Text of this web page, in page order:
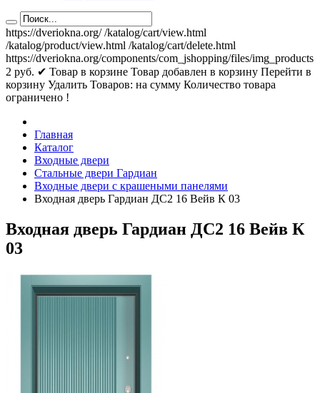
https://dveriokna.org/ /katalog/cart/view.html
/katalog/product/view.html /katalog/cart/delete.html
https://dveriokna.org/components/com_jshopping/files/img_products
2 руб. ✔ Товар в корзине Товар добавлен в корзину Перейти в
корзину Удалить Товаров: на сумму Количество товара
ограничено !
Главная
Каталог
Входные двери
Стальные двери Гардиан
Входные двери с крашеными панелями
Входная дверь Гардиан ДС2 16 Вейв К 03
Входная дверь Гардиан ДС2 16 Вейв К
03